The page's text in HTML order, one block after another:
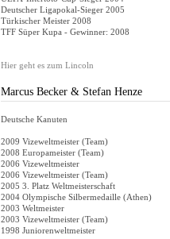
Deutscher Ligapokal-Sieger 2005
Türkischer Meister 2008
TFF Süper Kupa - Gewinner: 2008
Hier geht es zum Lincoln
Marcus Becker & Stefan Henze
Deutsche Kanuten
2009 Vizeweltmeister (Team)
2008 Europameister (Team)
2006 Vizeweltmeister
2006 Vizeweltmeister (Team)
2005 3. Platz Weltmeisterschaft
2004 Olympische Silbermedaille (Athen)
2003 Weltmeister
2003 Vizeweltmeister (Team)
1998 Juniorenweltmeister